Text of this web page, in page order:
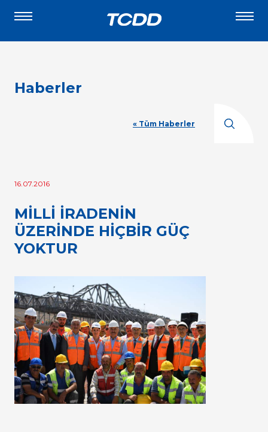
Haberler
« Tüm Haberler
16.07.2016
MİLLİ İRADENİN
ÜZERİNDE HİÇBİR GÜÇ
YOKTUR